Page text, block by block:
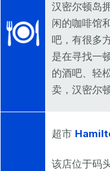
汉密尔顿岛
闲的咖啡馆
吧，有很多
是在寻找一
的酒吧、轻
卖，汉密尔
超市
该店位于码